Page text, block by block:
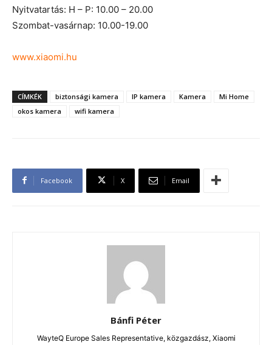
Nyitvatartás: H – P: 10.00 – 20.00
Szombat-vasárnap: 10.00-19.00
www.xiaomi.hu
CÍMKÉK biztonsági kamera IP kamera Kamera
Mi Home
okos kamera
wifi kamera
Facebook X Email
Bánfi Péter
WayteQ Europe Sales Representative, közgazdász, Xiaomi